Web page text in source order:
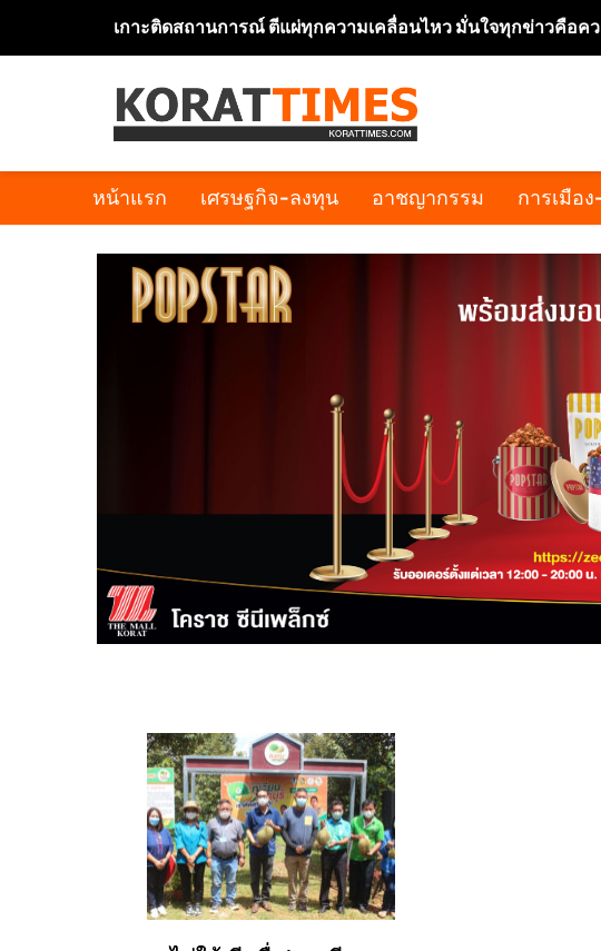
เกาะติดสถานการณ์ ตีแผ่ทุกความเคลื่อนไหว มั่นใจทุกข่าวคือค
หน้าแรก เศรษฐกิจ-ลงทุน อาชญากรรม การเมือ